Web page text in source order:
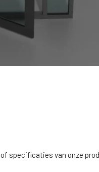
specificaties van onze